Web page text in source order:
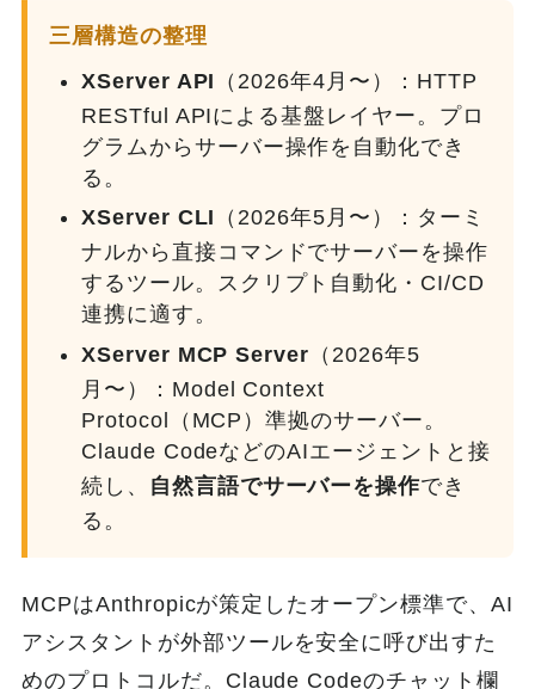
三層構造の整理
XServer API
（2026年4月〜）：HTTP
RESTful APIによる基盤レイヤー。プロ
グラムからサーバー操作を自動化でき
る。
XServer CLI
（2026年5月〜）：ターミ
ナルから直接コマンドでサーバーを操作
するツール。スクリプト自動化・CI/CD
連携に適す。
XServer MCP Server （2026年5
月〜）：Model Context
Protocol（MCP）準拠のサーバー。
Claude CodeなどのAIエージェントと接
続し、
自然言語でサーバーを操作でき
る。
MCPはAnthropicが策定したオープン標準で、AI
アシスタントが外部ツールを安全に呼び出すた
めのプロトコルだ。Claude Codeのチャット欄